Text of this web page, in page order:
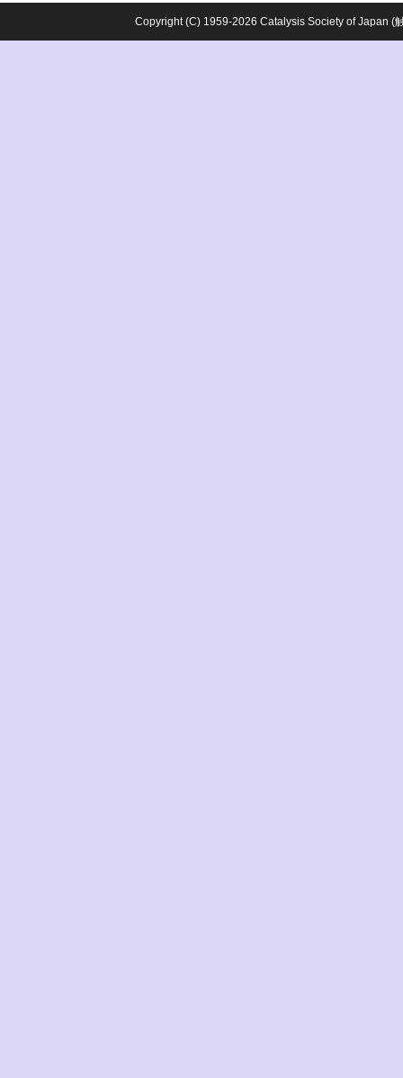
Copyright (C) 1959-2026 Catalysis Society of Japan (